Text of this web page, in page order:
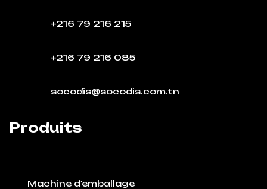
+216 79 216 215
+216 79 216 085
socodis@socodis.com.tn
Produits
Machine d'emballage